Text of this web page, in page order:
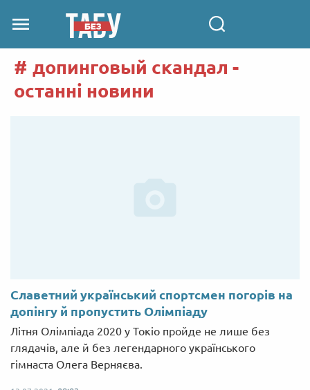
допинговый скандал -
останні новини
Славетний український спортсмен погорів на
допінгу й пропустить Олімпіаду
Літня Олімпіада 2020 у Токіо пройде не лише без
глядачів, але й без легендарного українського
гімнаста Олега Верняєва.